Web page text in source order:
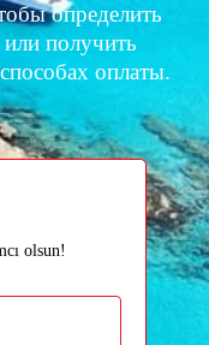
определить
получить
оплаты.
olsun!